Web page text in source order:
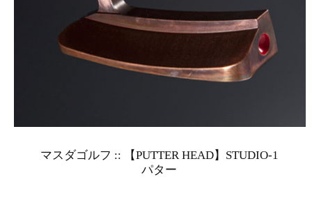
マスダゴルフ :: 【PUTTER HEAD】STUDIO-1
パター